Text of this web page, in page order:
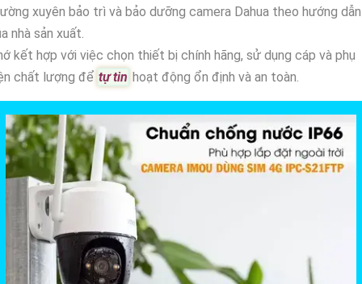
xuyên bảo trì và bảo dưỡng camera Dahua theo hướng dẫn
nhà sản xuất.
kết hợp với việc chọn thiết bị chính hãng, sử dụng cáp và phụ
chất lượng để tự tin hoạt động ổn định và an toàn.